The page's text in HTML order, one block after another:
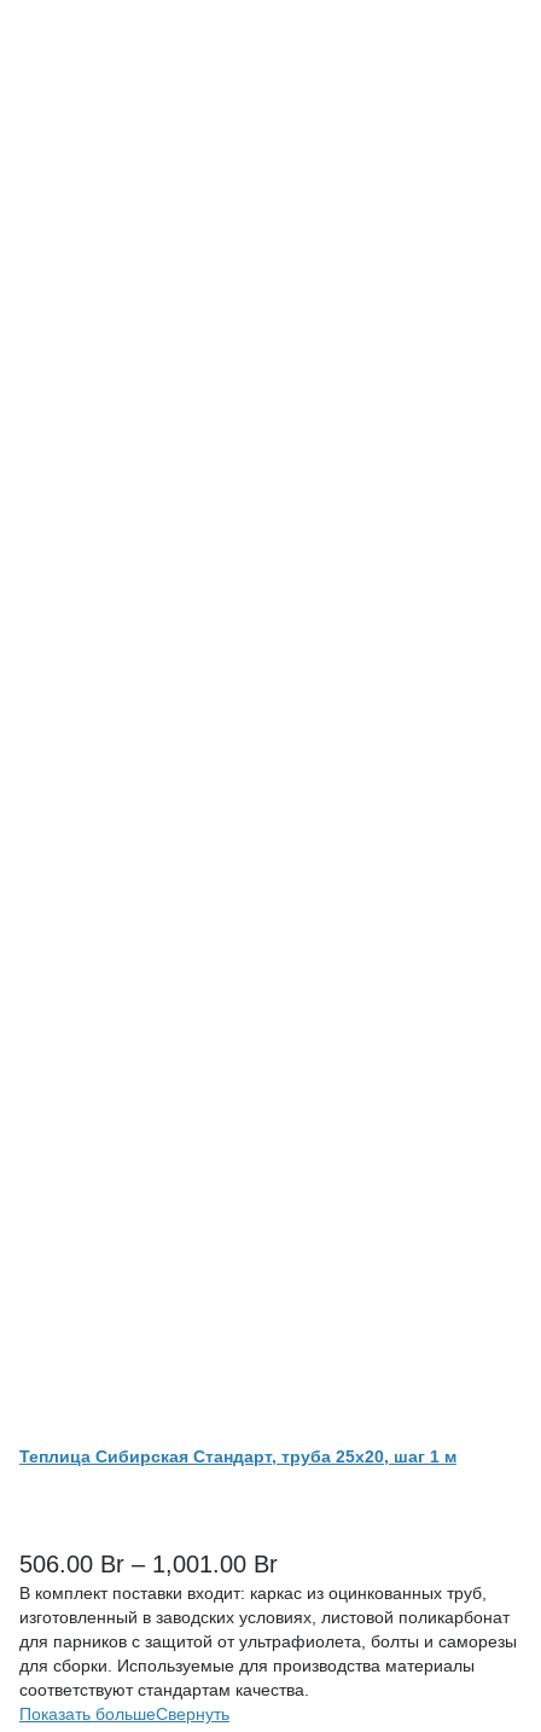
Теплица Сибирская Стандарт, труба 25х20, шаг 1 м
506.00 Br – 1,001.00 Br
В комплект поставки входит: каркас из оцинкованных труб,
изготовленный в заводских условиях, листовой поликарбонат
для парников с защитой от ультрафиолета, болты и саморезы
для сборки. Используемые для производства материалы
соответствуют стандартам качества.
Показать большеСвернуть